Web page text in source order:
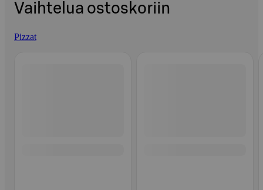
Vaihtelua ostoskoriin
Pizzat